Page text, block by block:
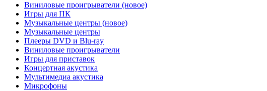
Виниловые проигрыватели (новое)
Игры для ПК
Музыкальные центры (новое)
Музыкальные центры
Плееры DVD и Blu-ray
Виниловые проигрыватели
Игры для приставок
Концертная акустика
Мультимедиа акустика
Микрофоны